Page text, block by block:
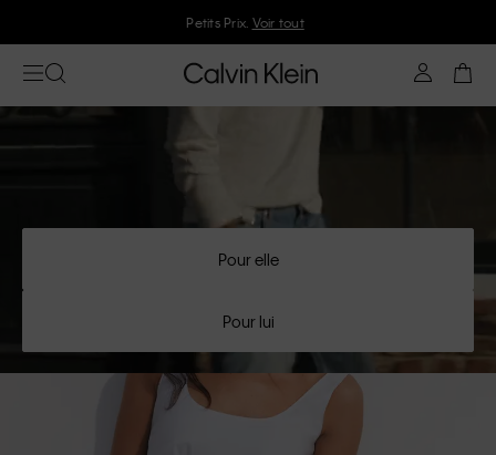
Petits Prix. Voir tout
Pour elle
Pour lui